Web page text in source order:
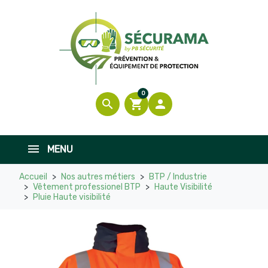
search shopping_cart
0

MENU
Accueil Nos autres métiers
BTP / Industrie
Vêtement professionel BTP
Haute Visibilité
Pluie Haute visibilité